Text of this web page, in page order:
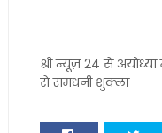
श्री न्यूज़ 24 से
से रामधनी शुक्ला